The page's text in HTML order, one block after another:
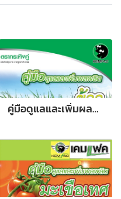
คู่มือดูแลและเพิ่มผลผลิต นาข้าว